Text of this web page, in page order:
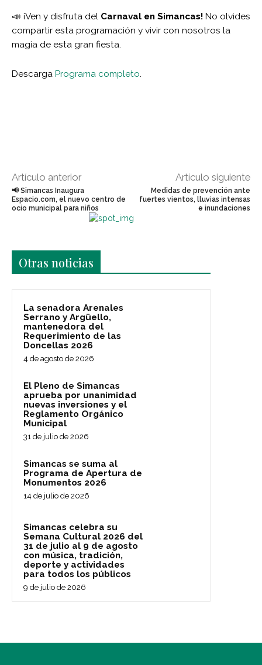
📣 ¡Ven y disfruta del Carnaval en Simancas! No olvides
compartir esta programación y vivir con nosotros la
magia de esta gran fiesta.
Descarga Programa completo.
Artículo anterior
📢 Simancas Inaugura
Espacio.com, el nuevo centro de
ocio municipal para niños
Artículo siguiente
Medidas de prevención ante
fuertes vientos, lluvias intensas
e inundaciones
Otras noticias
La senadora Arenales
Serrano y Argüello,
mantenedora del
Requerimiento de las
Doncellas 2026
4 de agosto de 2026
El Pleno de Simancas
aprueba por unanimidad
nuevas inversiones y el
Reglamento Orgánico
Municipal
31 de julio de 2026
Simancas se suma al
Programa de Apertura de
Monumentos 2026
14 de julio de 2026
Simancas celebra su
Semana Cultural 2026 del
31 de julio al 9 de agosto
con música, tradición,
deporte y actividades
para todos los públicos
9 de julio de 2026